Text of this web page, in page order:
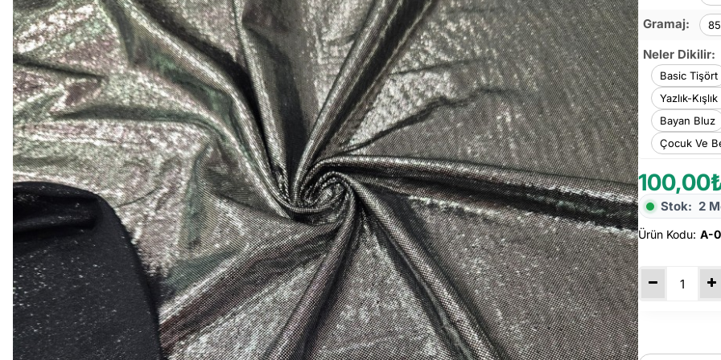
Gramaj:
Neler Dikilir:
Basic Tişört
Yazlık-
Bayan Bluz
Çocuk Ve
Stok: 2
Ürün Kodu: A-